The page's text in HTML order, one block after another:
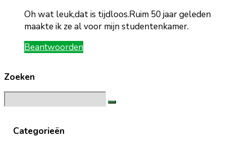
Oh wat leuk,dat is tijdloos.Ruim 50 jaar geleden
maakte ik ze al voor mijn studentenkamer.
Beantwoorden
Zoeken
for:
Categorieën